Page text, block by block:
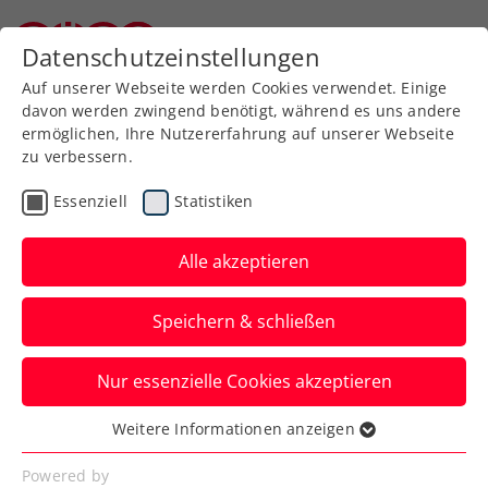
Zurück zur Newsübersicht
ITF Turniere
Behrmann stürmt ohne
Satzverlust ins French-
Open-Viertelfinale
Das ÖTV-Nachwuchstalent zeigt sich beim
Jugend-Grand-Slam-Event in Paris bisher
von seiner besten Seite.
Verfasst von: Manuel Wachta, 03.06.2026
Datenschutzeinstellungen
Auf unserer Webseite werden Cookies verwendet. Einige
davon werden zwingend benötigt, während es uns andere
ermöglichen, Ihre Nutzererfahrung auf unserer Webseite
zu verbessern.
Essenziell Statistiken
Alle akzeptieren
Speichern & schließen
Nur essenzielle Cookies akzeptieren
Essenziell
Essenzielle Cookies werden für grundlegende
Weitere Informationen anzeigen
Powered by